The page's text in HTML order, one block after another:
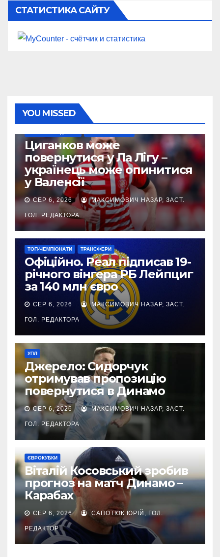
СТАТИСТИКА САЙТУ
YOU MISSED
Циганков може
повернутися у Ла Лігу –
українець може опинитися
у Валенсії
СЕР 6, 2026 МАКСИМОВИЧ НАЗАР, ЗАСТ.
ГОЛ. РЕДАКТОРА
ТОП-ЧЕМПІОНАТИ ТРАНСФЕРИ
Офіційно. Реал підписав 19-
річного вінгера РБ Лейпциг
за 140 млн євро
СЕР 6, 2026 МАКСИМОВИЧ НАЗАР, ЗАСТ.
ГОЛ. РЕДАКТОРА
УПЛ
Джерело: Сидорчук
отримував пропозицію
повернутися в Динамо
СЕР 6, 2026 МАКСИМОВИЧ НАЗАР, ЗАСТ.
ГОЛ. РЕДАКТОРА
ЄВРОКУБКИ
Віталій Косовський зробив
прогноз на матч Динамо –
Карабах
СЕР 6, 2026 САПОТЮК ЮРІЙ, ГОЛ.
РЕДАКТОР